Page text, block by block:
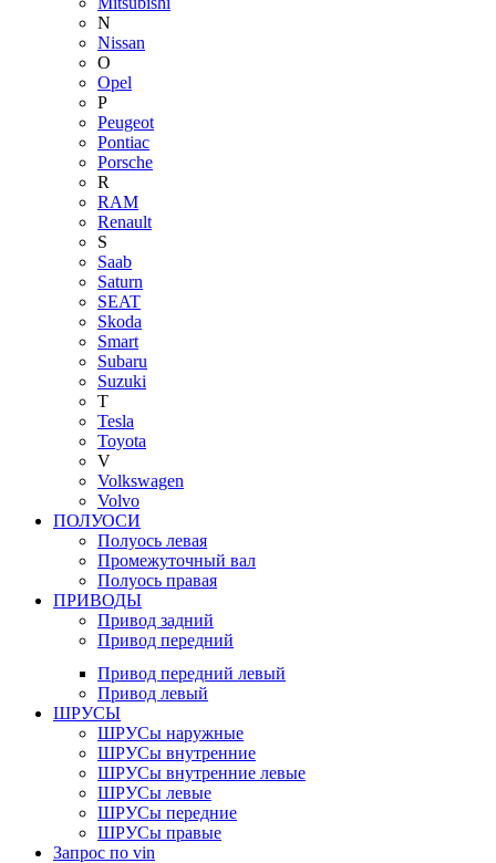
N
Nissan
O
Opel
P
Peugeot
Pontiac
Porsche
R
RAM
Renault
S
Saab
Saturn
SEAT
Skoda
Smart
Subaru
Suzuki
T
Tesla
Toyota
V
Volkswagen
Volvo
ПОЛУОСИ
Полуось левая
Промежуточный вал
Полуось правая
ПРИВОДЫ
Привод задний
Привод передний
Привод передний левый
Привод левый
ШРУСЫ
ШРУСы наружные
ШРУСы внутренние
ШРУСы внутренние левые
ШРУСы левые
ШРУСы передние
ШРУСы правые
Запрос по vin